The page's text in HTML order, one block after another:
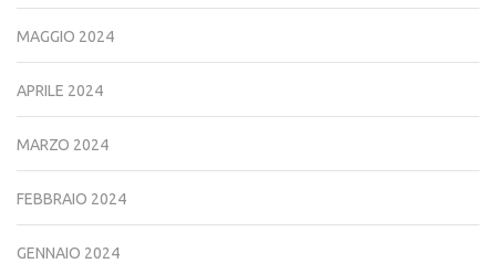
MAGGIO 2024
APRILE 2024
MARZO 2024
FEBBRAIO 2024
GENNAIO 2024